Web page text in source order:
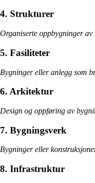
4. Strukturer
Organiserte oppbygninger
5. Fasiliteter
Bygninger eller anlegg som
6. Arkitektur
Design og oppføring av
7. Bygningsverk
Bygninger eller
8. Infrastruktur